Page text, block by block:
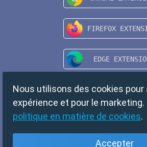
Nous utilisons des cookies pour
expérience et pour le marketing.
politique en matière de cookies.
Accepter